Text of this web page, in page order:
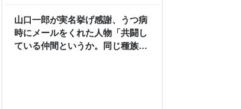
山口一郎が実名挙げ感謝、うつ病
時にメールをくれた人物「共闘し
ている仲間というか。同じ種族」